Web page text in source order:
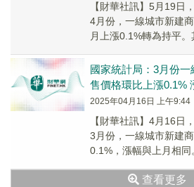
【財華社訊】5月19日
4月份，一線城市新建
月上漲0.1%轉為持平。
國家統計局：3月份
售價格環比上漲0.1%
2025年04月16日 上午9:44
【財華社訊】4月16日
3月份，一線城市新建
0.1%，漲幅與上月相同
查看更多